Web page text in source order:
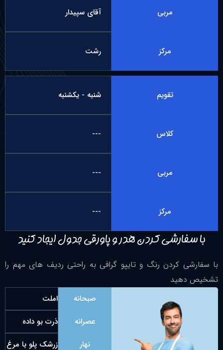
مربی آقای سپیدار
مرکز رشت
تقویم شنبه - یکشنبه
کلاس ---
مربی ---
مرکز ---
با سفارشی کردن هدر و پاورقی جدول ایجاد کنید
با سفارشی کردن رنگ و تایپو گرافی به راحتی ردیف های مهم را
تشخیص دهید
صبحانه
املت
عصرانه
ذرت بو داده
نهار
زرشک پلو با مرغ